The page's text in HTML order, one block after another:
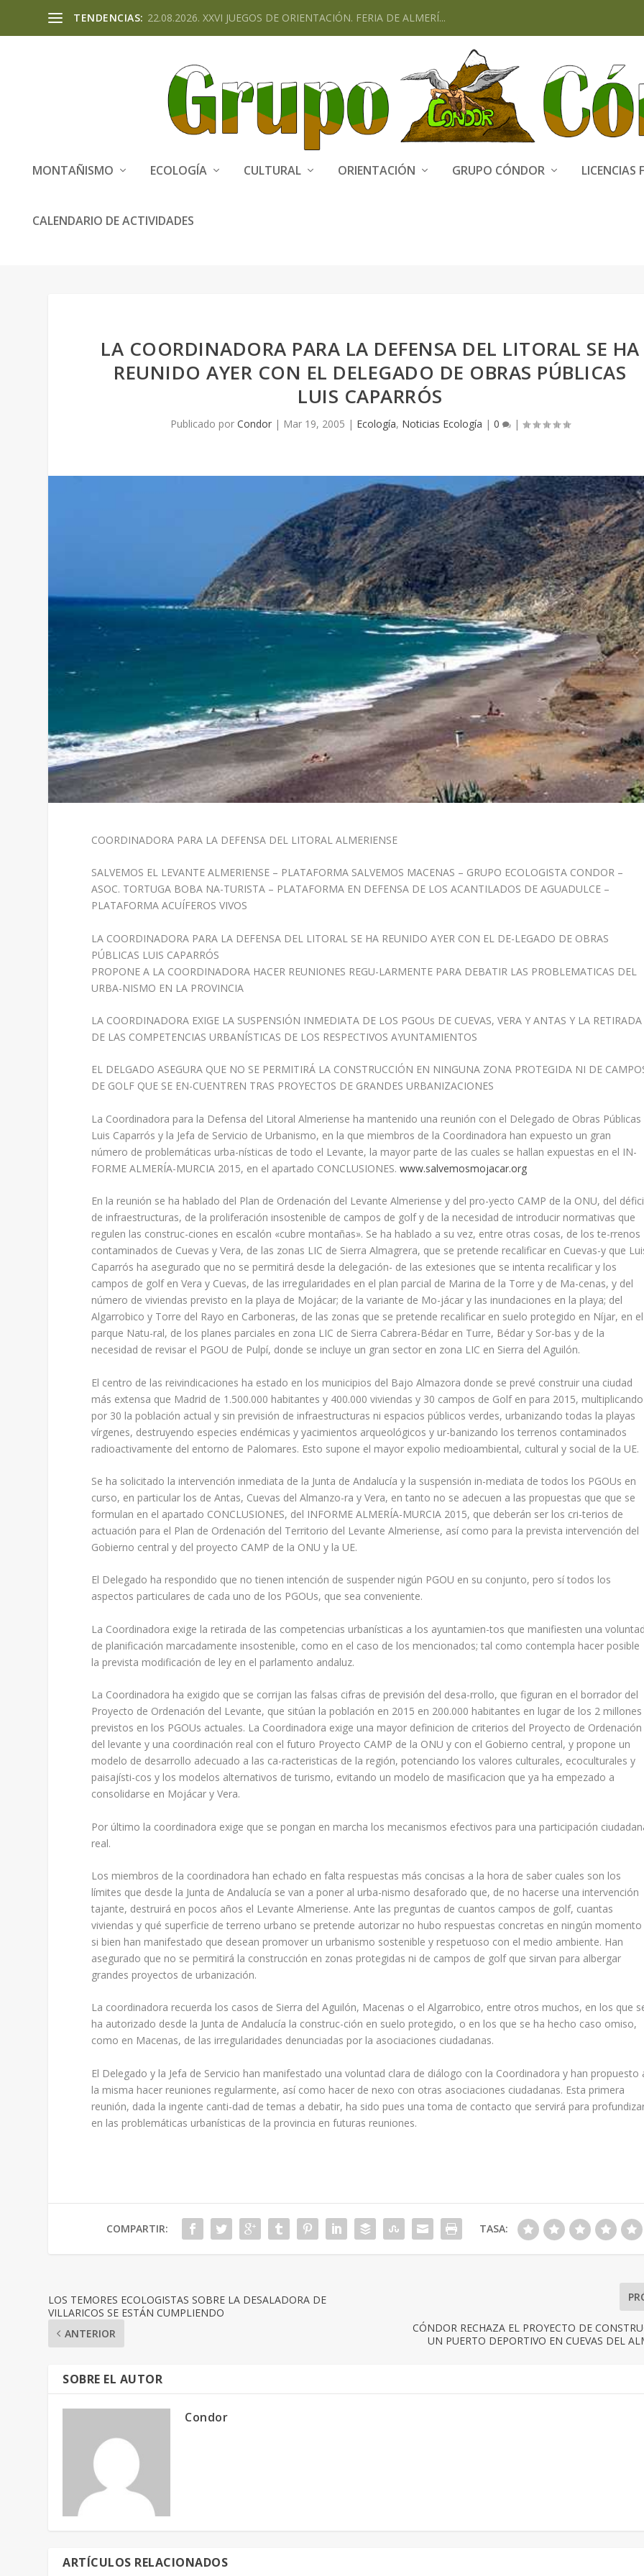
TENDENCIAS: 22.08.2026. XXVI JUEGOS DE ORIENTACIÓN. FERIA DE ALMERÍ...
MONTAÑISMO ECOLOGÍA CULTURAL ORIENTACIÓN GRUPO CÓNDOR LICENCIAS
CALENDARIO DE ACTIVIDADES
LA COORDINADORA PARA LA DEFENSA DEL LITORAL SE HA
REUNIDO AYER CON EL DELEGADO DE OBRAS PÚBLICAS
LUIS CAPARRÓS
Publicado por Condor| Mar 19, 2005 | Ecología, Noticias Ecología | 0 |
COORDINADORA PARA LA DEFENSA DEL LITORAL ALMERIENSE
SALVEMOS EL LEVANTE ALMERIENSE – PLATAFORMA SALVEMOS MACENAS – GRUPO ECOLOGISTA CONDOR –
ASOC. TORTUGA BOBA NA-TURISTA – PLATAFORMA EN DEFENSA DE LOS ACANTILADOS DE AGUADULCE –
PLATAFORMA ACUÍFEROS VIVOS
LA COORDINADORA PARA LA DEFENSA DEL LITORAL SE HA REUNIDO AYER CON EL DE-LEGADO DE OBRAS
PÚBLICAS LUIS CAPARRÓS
PROPONE A LA COORDINADORA HACER REUNIONES REGU-LARMENTE PARA DEBATIR LAS PROBLEMATICAS DEL
URBA-NISMO EN LA PROVINCIA
LA COORDINADORA EXIGE LA SUSPENSIÓN INMEDIATA DE LOS PGOUs DE CUEVAS, VERA Y ANTAS Y LA RETIRADA
DE LAS COMPETENCIAS URBANÍSTICAS DE LOS RESPECTIVOS AYUNTAMIENTOS
EL DELGADO ASEGURA QUE NO SE PERMITIRÁ LA CONSTRUCCIÓN EN NINGUNA ZONA PROTEGIDA NI DE
DE GOLF QUE SE EN-CUENTREN TRAS PROYECTOS DE GRANDES URBANIZACIONES
La Coordinadora para la Defensa del Litoral Almeriense ha mantenido una reunión con el Delegado de Obras Públicas
Luis Caparrós y la Jefa de Servicio de Urbanismo, en la que miembros de la Coordinadora han expuesto un gran
número de problemáticas urba-nísticas de todo el Levante, la mayor parte de las cuales se hallan expuestas en el IN-
FORME ALMERÍA-MURCIA 2015, en el apartado CONCLUSIONES.www.salvemosmojacar.org
En la reunión se ha hablado del Plan de Ordenación del Levante Almeriense y del pro-yecto CAMP de la ONU, del
de infraestructuras, de la proliferación insostenible de campos de golf y de la necesidad de introducir normativas que
regulen las construc-ciones en escalón «cubre montañas». Se ha hablado a su vez, entre otras cosas, de los te-rrenos
contaminados de Cuevas y Vera, de las zonas LIC de Sierra Almagrera, que se pretende recalificar en Cuevas-y que
Caparrós ha asegurado que no se permitirá desde la delegación- de las extesiones que se intenta recalificar y los
campos de golf en Vera y Cuevas, de las irregularidades en el plan parcial de Marina de la Torre y de Ma-cenas, y del
número de viviendas previsto en la playa de Mojácar; de la variante de Mo-jácar y las inundaciones en la playa; del
Algarrobico y Torre del Rayo en Carboneras, de las zonas que se pretende recalificar en suelo protegido en Níjar, en el
parque Natu-ral, de los planes parciales en zona LIC de Sierra Cabrera-Bédar en Turre, Bédar y Sor-bas y de la
necesidad de revisar el PGOU de Pulpí, donde se incluye un gran sector en zona LIC en Sierra del Aguilón.
El centro de las reivindicaciones ha estado en los municipios del Bajo Almazora donde se prevé construir una ciudad
más extensa que Madrid de 1.500.000 habitantes y 400.000 viviendas y 30 campos de Golf en para 2015, multiplicando
por 30 la población actual y sin previsión de infraestructuras ni espacios públicos verdes, urbanizando todas la playas
vírgenes, destruyendo especies endémicas y yacimientos arqueológicos y ur-banizando los terrenos contaminados
radioactivamente del entorno de Palomares. Esto supone el mayor expolio medioambiental, cultural y social de la UE.
Se ha solicitado la intervención inmediata de la Junta de Andalucía y la suspensión in-mediata de todos los PGOUs en
curso, en particular los de Antas, Cuevas del Almanzo-ra y Vera, en tanto no se adecuen a las propuestas que que se
formulan en el apartado CONCLUSIONES, del INFORME ALMERÍA-MURCIA 2015, que deberán ser los cri-terios de
actuación para el Plan de Ordenación del Territorio del Levante Almeriense, así como para la prevista intervención del
Gobierno central y del proyecto CAMP de la ONU y la UE.
El Delegado ha respondido que no tienen intención de suspender nigún PGOU en su conjunto, pero sí todos los
aspectos particulares de cada uno de los PGOUs, que sea conveniente.
La Coordinadora exige la retirada de las competencias urbanísticas a los ayuntamien-tos que manifiesten una
de planificación marcadamente insostenible, como en el caso de los mencionados; tal como contempla hacer posible
la prevista modificación de ley en el parlamento andaluz.
La Coordinadora ha exigido que se corrijan las falsas cifras de previsión del desa-rrollo, que figuran en el borrador del
Proyecto de Ordenación del Levante, que sitúan la población en 2015 en 200.000 habitantes en lugar de los 2 millones
previstos en los PGOUs actuales. La Coordinadora exige una mayor definicion de criterios del Proyecto de Ordenación
del levante y una coordinación real con el futuro Proyecto CAMP de la ONU y con el Gobierno central, y propone un
modelo de desarrollo adecuado a las ca-racteristicas de la región, potenciando los valores culturales, ecoculturales y
paisajísti-cos y los modelos alternativos de turismo, evitando un modelo de masificacion que ya ha empezado a
consolidarse en Mojácar y Vera.
Por último la coordinadora exige que se pongan en marcha los mecanismos efectivos para una participación
real.
Los miembros de la coordinadora han echado en falta respuestas más concisas a la hora de saber cuales son los
límites que desde la Junta de Andalucía se van a poner al urba-nismo desaforado que, de no hacerse una intervención
tajante, destruirá en pocos años el Levante Almeriense. Ante las preguntas de cuantos campos de golf, cuantas
viviendas y qué superficie de terreno urbano se pretende autorizar no hubo respuestas concretas en ningún momento
si bien han manifestado que desean promover un urbanismo sostenible y respetuoso con el medio ambiente. Han
asegurado que no se permitirá la construcción en zonas protegidas ni de campos de golf que sirvan para albergar
grandes proyectos de urbanización.
La coordinadora recuerda los casos de Sierra del Aguilón, Macenas o el Algarrobico, entre otros muchos, en los que
ha autorizado desde la Junta de Andalucía la construc-ción en suelo protegido, o en los que se ha hecho caso omiso,
como en Macenas, de las irregularidades denunciadas por la asociaciones ciudadanas.
El Delegado y la Jefa de Servicio han manifestado una voluntad clara de diálogo con la Coordinadora y han propuesto
la misma hacer reuniones regularmente, así como hacer de nexo con otras asociaciones ciudadanas. Esta primera
reunión, dada la ingente canti-dad de temas a debatir, ha sido pues una toma de contacto que servirá para
en las problemáticas urbanísticas de la provincia en futuras reuniones.
COMPARTIR: TASA:
LOS TEMORES ECOLOGISTAS SOBRE LA DESALADORA DE
VILLARICOS SE ESTÁN CUMPLIENDO
ANTERIOR
CÓNDOR RECHAZA EL PROYECTO DE
UN PUERTO DEPORTIVO EN CUEVAS DEL
SOBRE EL AUTOR
Condor
ARTÍCULOS RELACIONADOS